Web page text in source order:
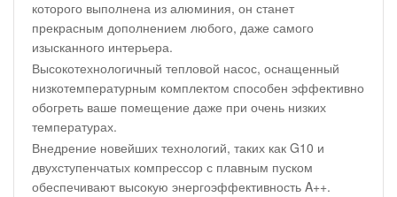
которого выполнена из алюминия, он станет
прекрасным дополнением любого, даже самого
изысканного интерьера.
Высокотехнологичный тепловой насос, оснащенный
низкотемпературным комплектом способен эффективно
обогреть ваше помещение даже при очень низких
температурах.
Внедрение новейших технологий, таких как G10 и
двухступенчатых компрессор с плавным пуском
обеспечивают высокую энергоэффективность A++.